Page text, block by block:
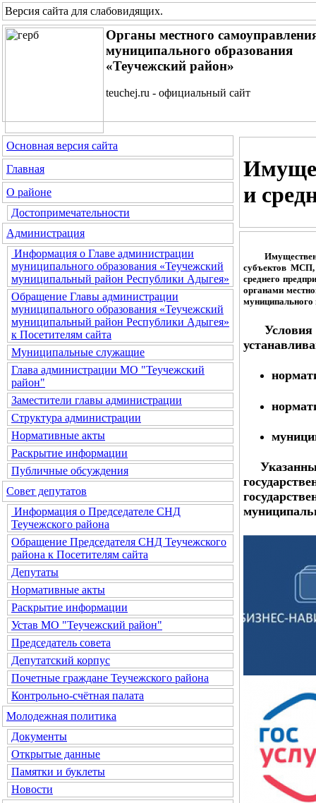
Версия сайта для слабовидящих.
Органы местного
муниципального образования
«Теучежский район»
teuchej.ru - официальный сайт
Основная версия сайта
Главная
О районе
Достопримечательности
Администрация
Информация о Главе администрации
муниципального образования «Теучежский
муниципальный район Республики Адыгея»
Обращение Главы администрации
муниципального образования «Теучежский
муниципальный район Республики Адыгея»
к Посетителям сайта
Муниципальные служащие
Глава администрации МО "Теучежский
район"
Заместители главы администрации
Структура администрации
Нормативные акты
Раскрытие информации
Публичные обсуждения
Совет депутатов
Информация о Председателе СНД
Теучежского района
Обращение Председателя СНД Теучежского
района к Посетителям сайта
Депутаты
Нормативные акты
Раскрытие информации
Устав МО "Теучежский район"
Председатель совета
Депутатский корпус
Почетные граждане Теучежского района
Контрольно-счётная палата
Молодежная политика
Документы
Открытые данные
Памятки и буклеты
Новости
и
субъектов
среднего
органами
Условия